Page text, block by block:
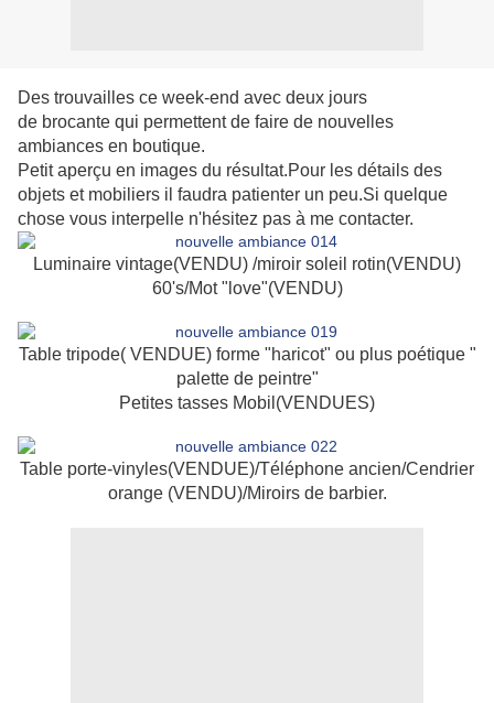
Des trouvailles ce week-end avec deux jours
de brocante qui permettent de faire de nouvelles
ambiances en boutique.
Petit aperçu en images du résultat.Pour les détails des
objets et mobiliers il faudra patienter un peu.Si quelque
chose vous interpelle n'hésitez pas à me contacter.
Luminaire vintage(VENDU) /miroir soleil rotin(VENDU)
60's/Mot "love"(VENDU)
Table tripode( VENDUE) forme "haricot" ou plus poétique "
palette de peintre"
Petites tasses Mobil(VENDUES)
Table porte-vinyles(VENDUE)/Téléphone ancien/Cendrier
orange (VENDU)/Miroirs de barbier.